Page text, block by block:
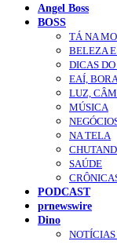
Angel Boss
BOSS
TÁ NA
BELEZA
DICAS
EAÍ,
LUZ,
MÚSICA
NA TELA
SAÚDE
PODCAST
prnewswire
Dino
NOTÍCIAS